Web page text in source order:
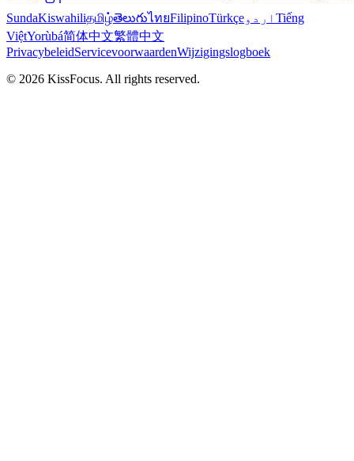
SundaKiswahiliதமிழ்తెలుగుไทยFilipinoTürkçeاردو Tiếng
ViệtYorùbá简体中文繁體中文
PrivacybeleidServicevoorwaardenWijzigingslogboek
© 2026 KissFocus. All rights reserved.